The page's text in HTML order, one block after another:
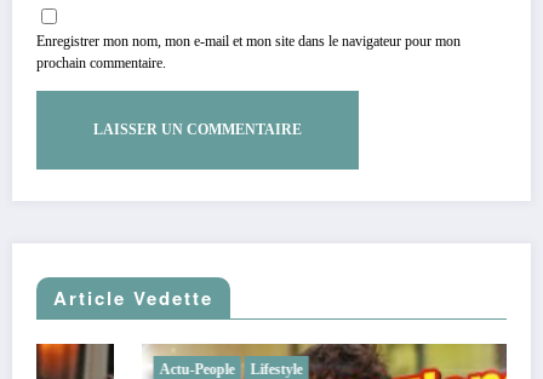
Enregistrer mon nom, mon e-mail et mon site dans le navigateur pour mon
prochain commentaire.
Article Vedette
Actu-People Lifestyle